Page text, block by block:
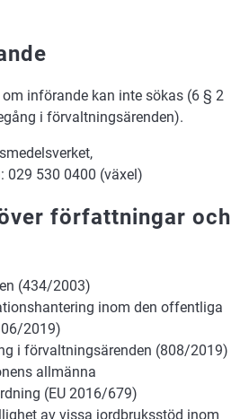
införande kan inte sökas (6 § 2
i förvaltningsärenden).
029 530 0400 (växel)
författningar och
(434/2003)
inom den offentliga
2019)
i förvaltningsärenden (808/2019)
allmänna
(EU 2016/679)
av vissa jordbruksstöd inom